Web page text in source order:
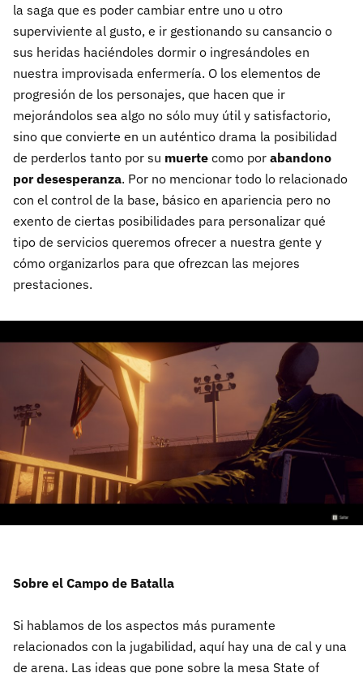
la saga que es poder cambiar entre uno u otro
superviviente al gusto, e ir gestionando su cansancio o
sus heridas haciéndoles dormir o ingresándoles en
nuestra improvisada enfermería. O los elementos de
progresión de los personajes, que hacen que ir
mejorándolos sea algo no sólo muy útil y satisfactorio,
sino que convierte en un auténtico drama la posibilidad
de perderlos tanto por su muerte como por abandono
por desesperanza. Por no mencionar todo lo relacionado
con el control de la base, básico en apariencia pero no
exento de ciertas posibilidades para personalizar qué
tipo de servicios queremos ofrecer a nuestra gente y
cómo organizarlos para que ofrezcan las mejores
prestaciones.
Sobre el Campo de Batalla
Si hablamos de los aspectos más puramente
relacionados con la jugabilidad, aquí hay una de cal y una
de arena. Las ideas que pone sobre la mesa State of